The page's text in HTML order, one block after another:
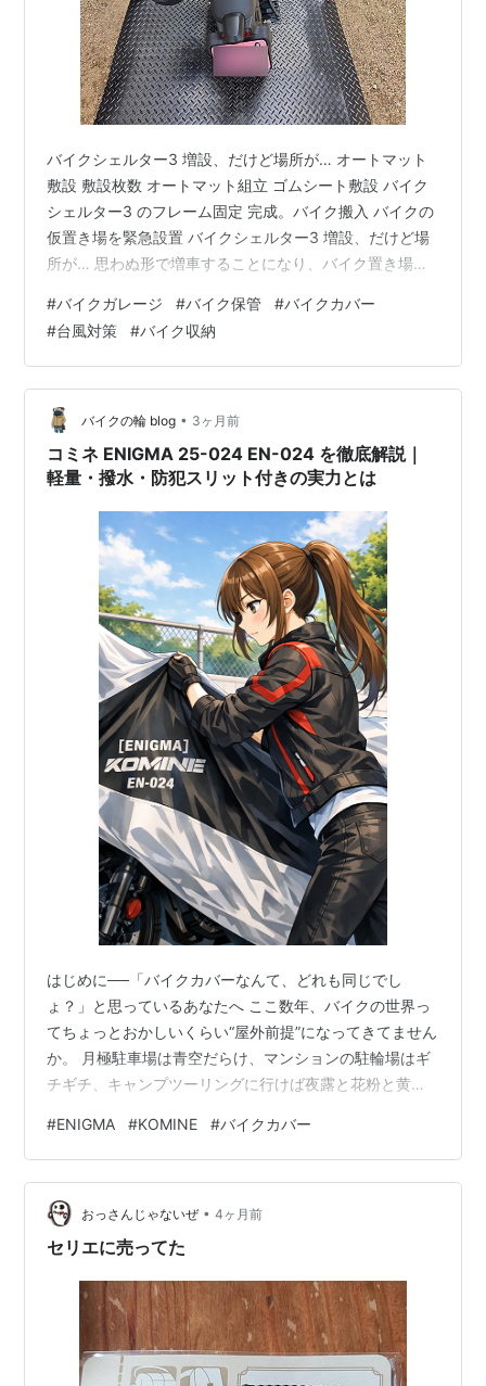
バイクシェルター3 増設、だけど場所が… オートマット
敷設 敷設枚数 オートマット組立 ゴムシート敷設 バイク
シェルター3 のフレーム固定 完成。バイク搬入 バイクの
仮置き場を緊急設置 バイクシェルター3 増設、だけど場
所が… 思わぬ形で増車することになり、バイク置き場を
予定なのでバイク置き場もすぐに撤去できる形が望まし
いです ということで、我が家で実績のある ドッペルギャ
ンガー バイクシェルター3を庭の隙間に設置することに
します（背が高い簡易ガレージタイプも考えましたが、
建物の窓を塞がれるのがイヤでNG） リンク 設置条件は
こんな感じ 土の…
#バイクガレージ #バイク保管 #バイクカバー
#台風対策 #バイク収納
バイクの輪 blog • 3ヶ月前
コミネ ENIGMA 25-024 EN-024 を徹底解説｜
軽量・撥水・防犯スリット付きの実力とは
はじめに──「バイクカバーなんて、どれも同じでし
ょ？」と思っているあなたへ ここ数年、バイクの世界っ
てちょっとおかしいくらい“屋外前提”になってきてません
か。 月極駐車場は青空だらけ、マンションの駐輪場はギ
チギチ、キャンプツーリングに行けば夜露と花粉と黄砂
おくとどうなるか。 シートは色あせ、タンクは水アカ、
メッキはサビ、挙げ句の果てに「なんか最近、鍵穴の動
き悪くない？」と防犯面まで不安になってくる。 そこで
登場するのが、今回の主役 [ENIGMA] コミネ 2026モデ
ル バイク用 バイクカバー 25-024 EN-024 モーターサイ
#ENIGMA #KOMINE #バイクカバー
おっさんじゃないぜ • 4ヶ月前
セリエに売ってた